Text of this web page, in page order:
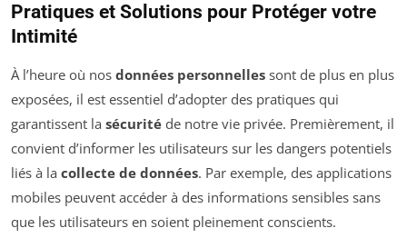
Pratiques et Solutions pour Protéger votre
Intimité
À l’heure où nos données personnelles sont de plus en plus
exposées, il est essentiel d’adopter des pratiques qui
garantissent la sécurité de notre vie privée. Premièrement, il
convient d’informer les utilisateurs sur les dangers potentiels
liés à la collecte de données. Par exemple, des applications
mobiles peuvent accéder à des informations sensibles sans
que les utilisateurs en soient pleinement conscients.